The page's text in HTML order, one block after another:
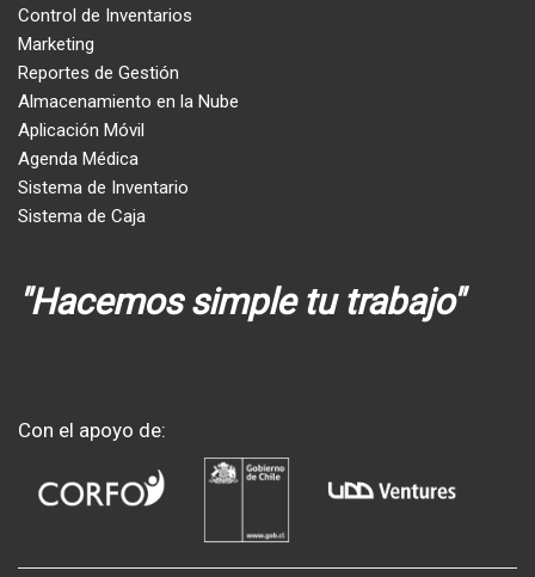
Control de Inventarios
Marketing
Reportes de Gestión
Almacenamiento en la Nube
Aplicación Móvil
Agenda Médica
Sistema de Inventario
Sistema de Caja
"Hacemos simple tu trabajo"
Con el apoyo de: